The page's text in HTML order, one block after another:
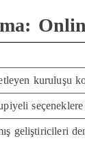
kuruluşu
seçeneklere
geliştiricileri